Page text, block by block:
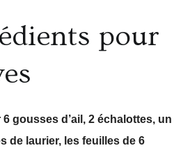
pour
6 gousses d’ail, 2 échalottes, un
de laurier, les feuilles de 6